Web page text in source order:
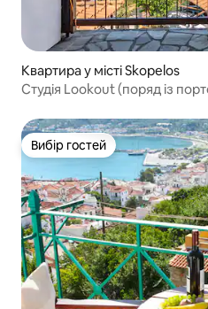
Квартира у місті Skopelos
Студія Lookout (поряд із
Вибір гостей
Вибір гостей